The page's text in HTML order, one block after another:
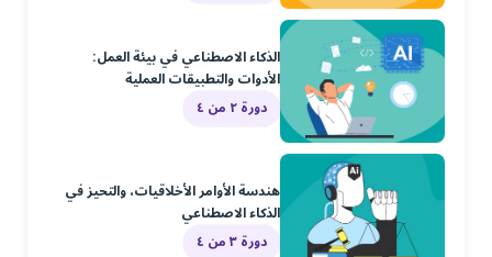
الذكاء الاصطناعي في بيئة العمل:
الأدوات والتطبيقات العملية
دورة ٢ من ٤
هندسة الأوامر الأخلاقيات، والتحيز في
الذكاء الاصطناعي
دورة ٣ من ٤